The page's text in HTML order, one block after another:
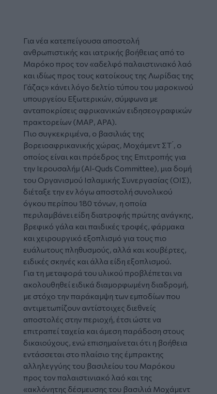
Για νέα κατεπείγουσα αποστολή
ανθρωπιστικής και ιατρικής βοήθειας από το
Μαρόκο προς τον «αδελφό παλαιστινιακό λαό
και ιδίως προς τους κατοίκους της Λωρίδας της
Γάζας» κάνει λόγο δελτίο τύπου του μαροκινού
υπουργείου Εξωτερικών, σύμφωνα με
ανταποκρίσεις αφρικανικών ειδησεογραφικών
πρακτορείων (ΜΑΡ, ΑΡΑ).
Πιο συγκεκριμένα, ο βασιλιάς της
βορειοαφρικανικής χώρας, Μοχάμεντ ΣΤ ́, ο
οποίος είναι και πρόεδρος της Επιτροπής για
την Ιερουσαλήμ (Al-Quds Committee), μια δομή
του Οργανισμού Ισλαμικής Συνεργασίας (ΟΙΣ),
διέταξε την εν λόγω αποστολή συνολικού
όγκου περίπου 180 τόνων, η οποία
περιλαμβάνει είδη διατροφής πρώτης ανάγκης,
βρεφικό γάλα και παιδικές τροφές, φάρμακα
και χειρουργικό εξοπλισμό για τους πιο
ευάλωτους πληθυσμούς, αλλά και κουβέρτες,
ειδικές σκηνές και άλλα είδη εξοπλισμού.
Για τη μεταφορά του υλικού προβλέπεται να
ακολουθηθεί ειδικά διαμορφωμένη διαδρομή,
με στόχο την παράκαμψη των εμποδίων που
αντιμετωπίζουν αντίστοιχες διεθνείς
αποστολές στην περιοχή, έτσι ώστε να
επιτραπεί ταχεία και άμεση παράδοση στους
δικαιούχους, ενώ επισημαίνεται ότι η βοήθεια
εντάσσεται στο πλαίσιο της έμπρακτης
αλληλεγγύης του βασιλείου του Μαρόκου
προς τον παλαιστινιακό λαό και της
«ακλόνητης δέσμευσης του βασιλιά Μοχάμεντ